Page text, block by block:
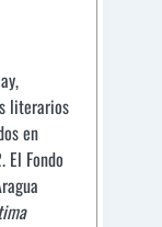
literarios
en
Fondo